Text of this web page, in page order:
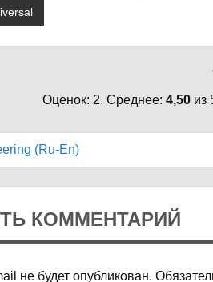
Оценок: 2. Среднее: 4,50из
(Ru-En)
КОММЕНТАРИЙ
не будет опубликован.